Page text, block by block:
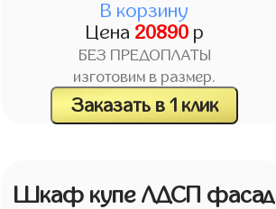
В корзину
Цена 20890р
БЕЗ ПРЕДОПЛАТЫ
изготовим в размер.
Заказать в 1 клик
Шкаф купе ЛДСП фасад